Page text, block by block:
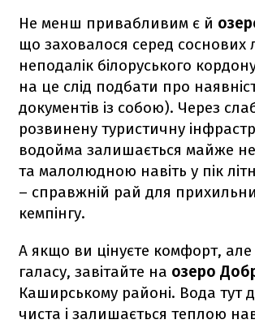
Не менш привабливим є й
що заховалося серед соснових
неподалік білоруського
на це слід подбати про
документів із собою). Через
розвинену туристичну
водойма залишається майже
та малолюдною навіть у пік
– справжній рай для
кемпінгу.
А якщо ви цінуєте комфорт,
галасу, завітайте на озеро
Каширському районі. Вода тут
чиста і залишається теплою